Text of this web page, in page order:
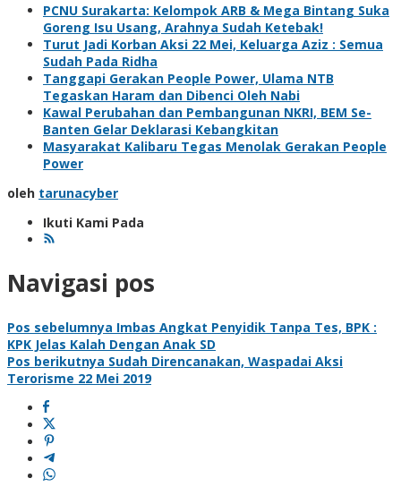
PCNU Surakarta: Kelompok ARB & Mega Bintang Suka
Goreng Isu Usang, Arahnya Sudah Ketebak!
Turut Jadi Korban Aksi 22 Mei, Keluarga Aziz : Semua
Sudah Pada Ridha
Tanggapi Gerakan People Power, Ulama NTB
Tegaskan Haram dan Dibenci Oleh Nabi
Kawal Perubahan dan Pembangunan NKRI, BEM Se-
Banten Gelar Deklarasi Kebangkitan
Masyarakat Kalibaru Tegas Menolak Gerakan People
Power
oleh tarunacyber
Ikuti Kami Pada
Navigasi pos
Pos sebelumnya Imbas Angkat Penyidik Tanpa Tes, BPK :
KPK Jelas Kalah Dengan Anak SD
Pos berikutnya Sudah Direncanakan, Waspadai Aksi
Terorisme 22 Mei 2019